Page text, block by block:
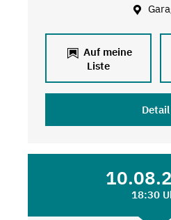
Auf meine
Liste
Detail
18:30